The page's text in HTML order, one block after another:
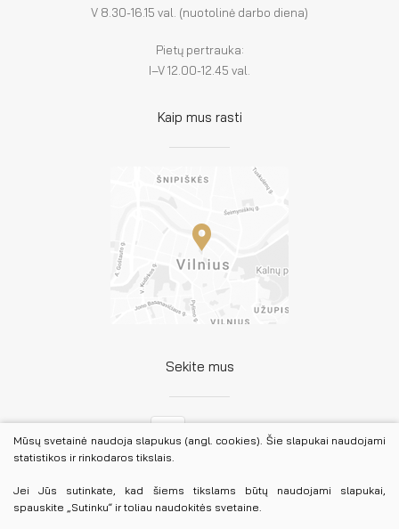
V 8.30-16.15 val. (nuotolinė darbo diena)
Pietų pertrauka:
I–V 12.00-12.45 val.
Kaip mus rasti
Sekite mus
Mūsų svetainė naudoja slapukus (angl. cookies). Šie slapukai naudojami
statistikos ir rinkodaros tikslais.
Jei Jūs sutinkate, kad šiems tikslams būtų naudojami slapukai,
spauskite „Sutinku“ ir toliau naudokitės svetaine.